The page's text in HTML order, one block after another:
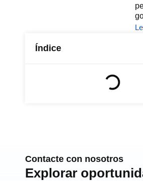
Índice
Contacte con nosotros
Explorar